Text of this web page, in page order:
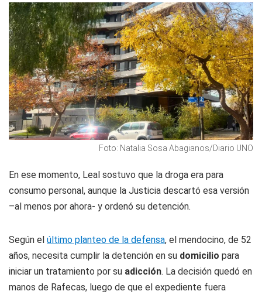
Foto: Natalia Sosa Abagianos/Diario UNO
En ese momento, Leal sostuvo que la droga era para
consumo personal, aunque la Justicia descartó esa versión
–al menos por ahora- y ordenó su detención.
Según el último planteo de la defensa, el mendocino, de 52
años, necesita cumplir la detención en su domicilio para
iniciar un tratamiento por su adicción. La decisión quedó en
manos de Rafecas, luego de que el expediente fuera